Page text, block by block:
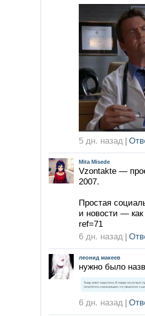
5 дн. назад |
Mita Misede
Vzontakte —
2007.
Простая
и новости —
ref=71
6 дн. назад |
леонид макеев
нужно было
6 дн. назад |